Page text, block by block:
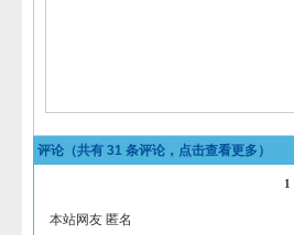
评论（共有 31 条评论，点击查看更多）
1
本站网友 匿名